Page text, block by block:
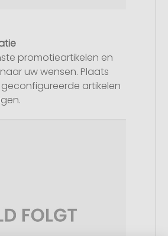
promotieartikelen en
uw wensen. Plaats
artikelen